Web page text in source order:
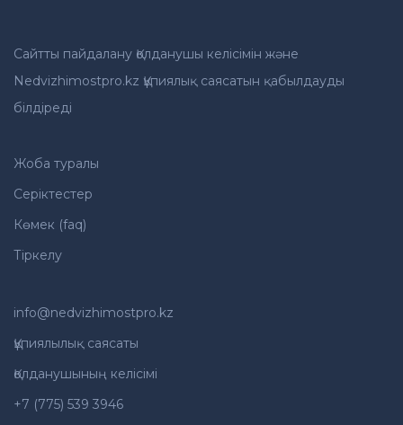
Сайтты пайдалану Қолданушы келісімін және
Nedvizhimostpro.kz Құпиялық саясатын қабылдауды
білдіреді
Жоба туралы
Серіктестер
Көмек (faq)
Тіркелу
info@nedvizhimostpro.kz
Құпиялылық саясаты
Қолданушының келісімі
+7 (775) 539 3946